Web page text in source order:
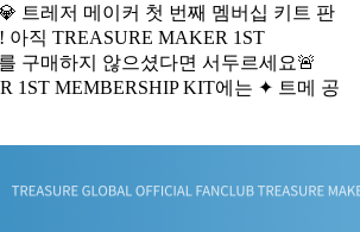
트레저 메이커 첫 번째 멤버십 키트 판
아직 TREASURE MAKER 1ST
구매하지 않으셨다면 서두르세요🚨
1ST MEMBERSHIP KIT에는 ✦ 트메 공